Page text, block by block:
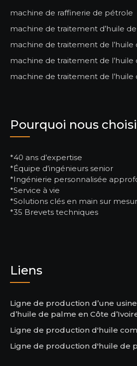
machine de raffinerie de pétrole
machine de traitement d’huile
machine de traitement de l’huile
machine de traitement de l’huile
machine de traitement de l’huile
Pourquoi nous
*40 ans d’expertise
*Équipe d’ingénieurs senior
*Ingénierie personnalisée
*Service à vie
*Solutions clés en main sur
*35 Brevets techniques
Liens
Ligne de production d’une
d’huile de palme en Côte
Ligne de production d'huile
Ligne de production d'huile de